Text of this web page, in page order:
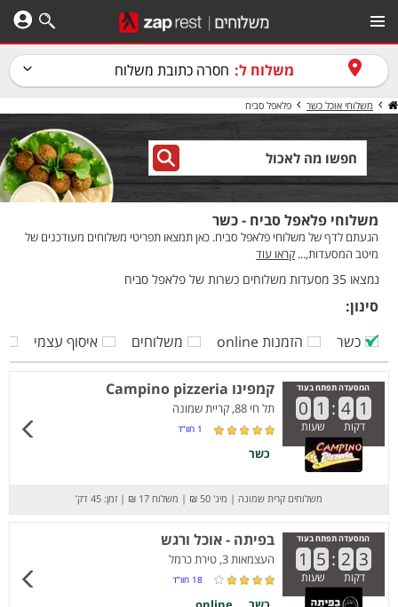
משלוח ל: חסרה כתובת משלוח
משלוחי אוכל כשר פלאפל סביח
משלוחי פלאפל סביח - כשר
הגעתם לדף של משלוחי פלאפל סביח. כאן תמצאו תפריטי משלוחים מעודכנים של
מיטב המסעדות,... קראו עוד
נמצאו 35 מסעדות משלוחים כשרות של פלאפל סביח
סינון:
כשר
הזמנות online משלוחים איסוף עצמי
המסעדה תפתח בעוד
0 1 : 4 1
דקות שעות
קמפינו Campino pizzeria
תל חי 88, קריית שמונה
1 חוו”ד
כשר
משלוחים קרית שמונה | מינ' 50 ₪ | משלוח 17 ₪ | זמן: 45 דק’
המסעדה תפתח בעוד
1 5 : 2 3
דקות שעות
בפיתה - אוכל ורגש
העצמאות 3, טירת כרמל
18 חוו”ד